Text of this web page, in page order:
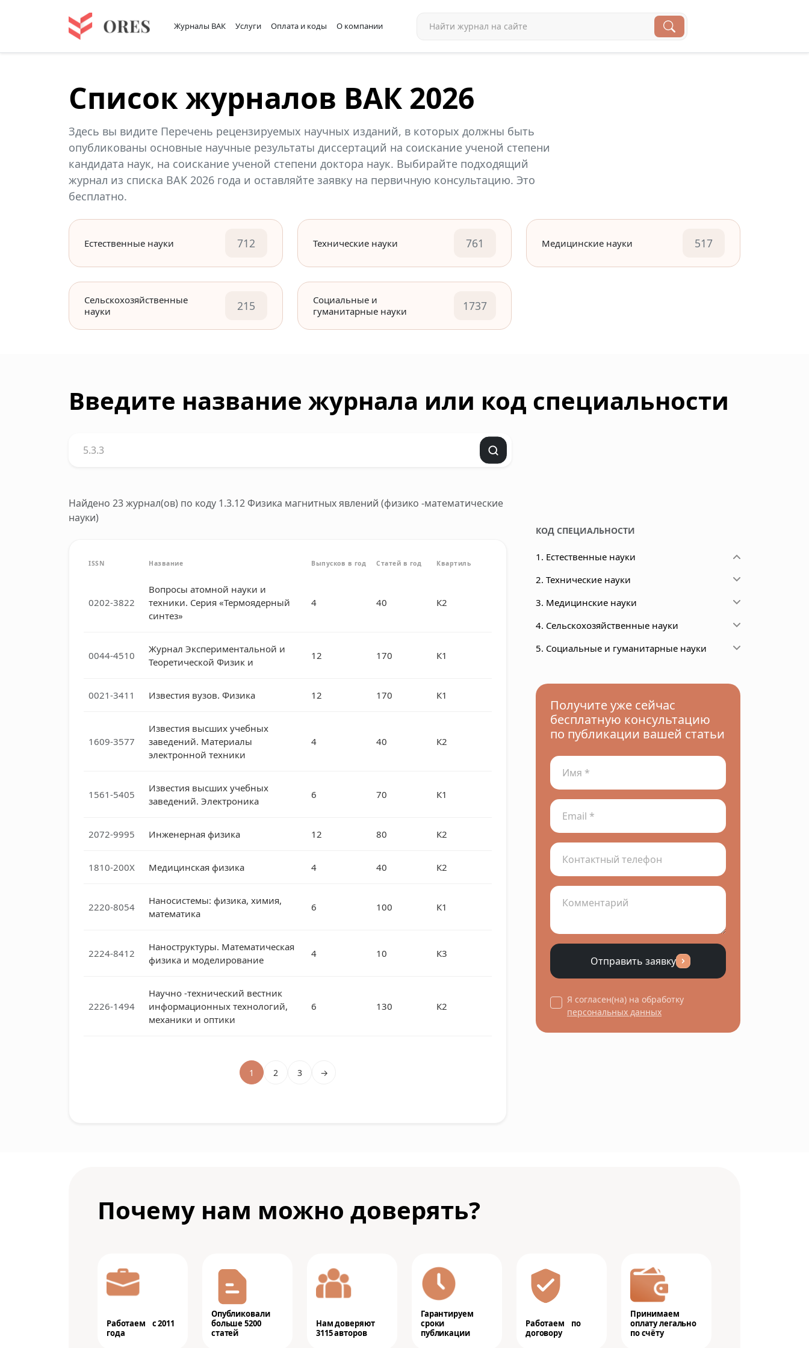
Журналы ВАК Услуги Оплата и коды О компании
Список журналов ВАК 2026
Здесь вы видите Перечень рецензируемых научных изданий, в которых должны быть
опубликованы основные научные результаты диссертаций на соискание ученой степени
кандидата наук, на соискание ученой степени доктора наук. Выбирайте подходящий
журнал из списка ВАК 2026 года и оставляйте заявку на первичную консультацию. Это
бесплатно.
Естественные науки 712 Технические науки 761 Медицинские науки 517
Сельскохозяйственные
науки
215
Социальные и
гуманитарные науки
1737
Введите название журнала или код специальности
Найдено 23 журнал(ов) по коду 1.3.12 Физика магнитных явлений (физико -математические
науки)
ISSN Название Выпусков в год Статей в год Квартиль
0202-3822
Вопросы атомной науки и
техники. Серия «Термоядерный
синтез»
4 40 К2
0044-4510
Журнал Экспериментальной и
Теоретической Физик и
12 170 К1
0021-3411 Известия вузов. Физика 12 170 К1
1609-3577
Известия высших учебных
заведений. Материалы
электронной техники
4 40 К2
1561-5405
Известия высших учебных
заведений. Электроника
6 70 К1
2072-9995 Инженерная физика 12 80 К2
1810-200X Медицинская физика 4 40 К2
2220-8054
Наносистемы: физика, химия,
математика
6 100 К1
2224-8412
Наноструктуры. Математическая
физика и моделирование
4 10 К3
2226-1494
Научно -технический вестник
информационных технологий,
механики и оптики
6 130 К2
1 2 3 →
КОД СПЕЦИАЛЬНОСТИ
1. Естественные науки
2. Технические науки
3. Медицинские науки
4. Сельскохозяйственные науки
5. Социальные и гуманитарные науки
Получите уже сейчас
бесплатную консультацию
по публикации вашей статьи
Отправить заявку
Я согласен(на) на обработку
персональных данных
Почему нам можно доверять?
Работаем с 2011
года
Опубликовали
больше 5200
статей
Нам доверяют
3115 авторов
Гарантируем
сроки
публикации
Работаем по
договору
Принимаем
оплату легально
по счёту